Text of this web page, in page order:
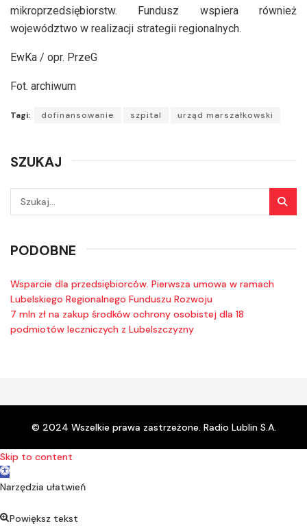
mikroprzedsiębiorstw. Fundusz wspiera również
województwo w realizacji strategii regionalnych.
EwKa / opr. PrzeG
Fot. archiwum
Tagi: dofinansowanie szpital urząd marszałkowski
SZUKAJ
PODOBNE
Wsparcie dla przedsiębiorców. Pierwsza umowa w ramach
Lubelskiego Regionalnego Funduszu Rozwoju
7 mln zł na zakup środków ochrony osobistej dla 18
podmiotów leczniczych z Lubelszczyzny
© 2024 Wszelkie prawa zastrzeżone. Radio Lublin S.A.
Skip to content
Open toolbar
Narzędzia ułatwień
Powiększ tekst